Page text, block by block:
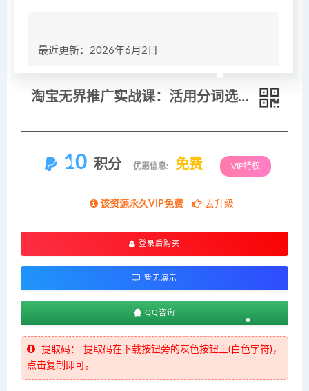
最近更新：2026年6月2日
淘宝无界推广实战课：活用分词选词核心技术，精细化计划设置高效打造爆款单品
10 积分 优惠信息: 免费 VIP特权
该资源永久VIP免费 去升级
登录后购买
暂无演示
QQ咨询
提取码：
提取码在下载按钮旁的灰色按钮上(白色字符)，
点击复制即可。